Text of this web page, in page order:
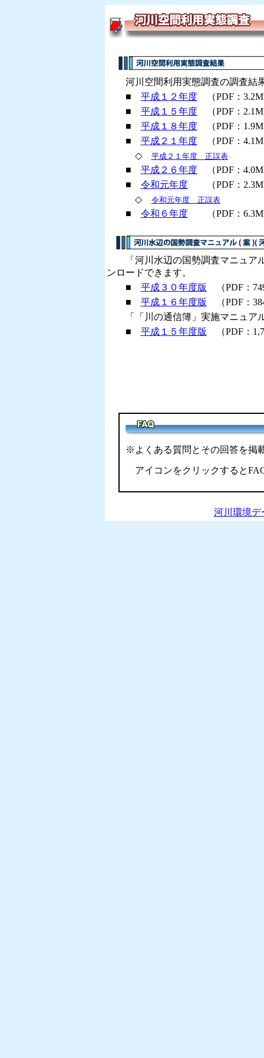
河川空間利用実態調査の調査結
■
平成１２年度
（PDF：
■
平成１５年度
（PDF：
■
平成１８年度
（PDF：
■
平成２１年度
（PDF：
◇
平成２１年度 正誤表
■ 平成２６年度
（PDF：
■
令和元年度
（PDF：
◇
令和元年度 正誤表
■ 令和６年度 （PDF：
「河川水辺の国勢調査マニュア
ンロードできます。
■
平成３０年度版
（PDF：
■
平成１６年度版
（PDF：
「「川の通信簿」実施マニュア
■ 平成１５年度版 （PDF：
※よくある質問とその回答を掲
アイコンをクリックすると
河川環境デ